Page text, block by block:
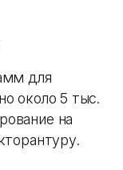
для
около 5 тыс.
на